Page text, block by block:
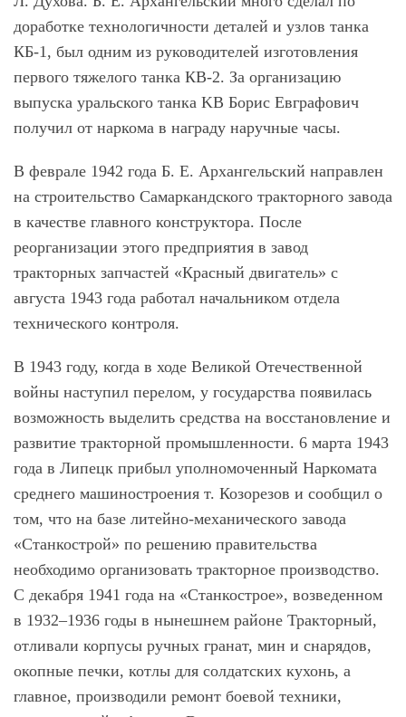
доработке технологичности деталей и узлов танка
КБ-1, был одним из руководителей изготовления
первого тяжелого танка КВ-2. За организацию
выпуска уральского танка KB Борис Евграфович
получил от наркома в награду наручные часы.
В феврале 1942 года Б. Е. Архангельский направлен
на строительство Самаркандского тракторного завода
в качестве главного конструктора. После
реорганизации этого предприятия в завод
тракторных запчастей «Красный двигатель» с
августа 1943 года работал начальником отдела
технического контроля.
В 1943 году, когда в ходе Великой Отечественной
войны наступил перелом, у государства появилась
возможность выделить средства на восстановление и
развитие тракторной промышленности. 6 марта 1943
года в Липецк прибыл уполномоченный Наркомата
среднего машиностроения т. Козорезов и сообщил о
том, что на базе литейно-механического завода
«Станкострой» по решению правительства
необходимо организовать тракторное производство.
С декабря 1941 года на «Станкострое», возведенном
в 1932–1936 годы в нынешнем районе Тракторный,
отливали корпусы ручных гранат, мин и снарядов,
окопные печки, котлы для солдатских кухонь, а
главное, производили ремонт боевой техники,